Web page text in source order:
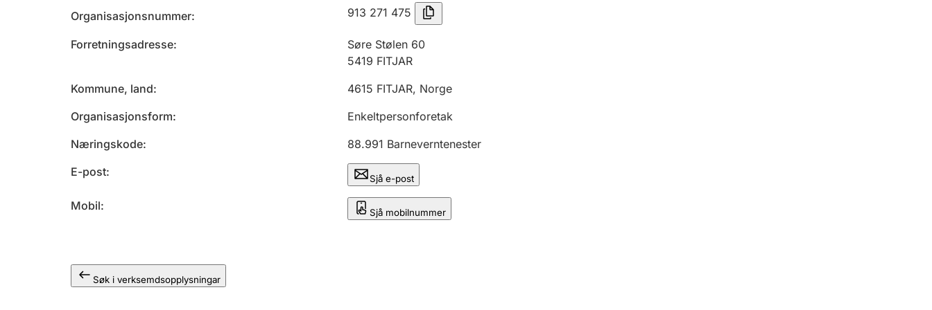
Organisasjonsnummer 913 271 475
Forretningsadresse
Søre Stølen 60
5419 FITJAR
Kommune, land
4615 FITJAR, Norge
Organisasjonsform
Enkeltpersonforetak
Næringskode
88.991 Barneverntenester
E-post
Sjå e-post
Mobil Sjå mobilnummer
Søk i verksemdsopplysningar